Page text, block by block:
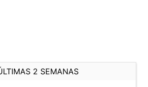
2 SEMANAS